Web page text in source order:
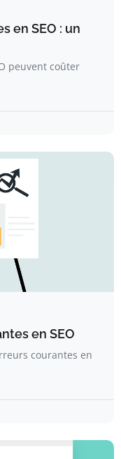
en SEO : un
peuvent coûter
en SEO
courantes en